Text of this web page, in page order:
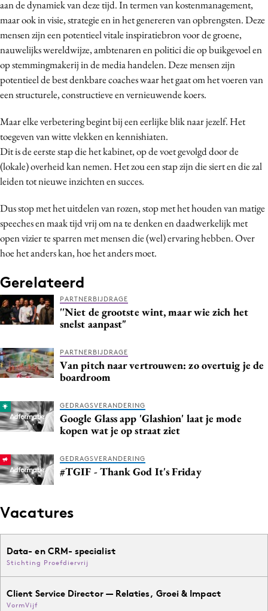
aan de dynamiek van deze tijd. In termen van kostenmanagement,
maar ook in visie, strategie en in het genereren van opbrengsten. Deze
mensen zijn een potentieel vitale inspiratiebron voor de groene,
nauwelijks wereldwijze, ambtenaren en politici die op buikgevoel en
op stemmingmakerij in de media handelen. Deze mensen zijn
potentieel de best denkbare coaches waar het gaat om het voeren van
een structurele, constructieve en vernieuwende koers.
Maar elke verbetering begint bij een eerlijke blik naar jezelf. Het
toegeven van witte vlekken en kennishiaten.
Dit is de eerste stap die het kabinet, op de voet gevolgd door de
(lokale) overheid kan nemen. Het zou een stap zijn die siert en die zal
leiden tot nieuwe inzichten en succes.
Dus stop met het uitdelen van rozen, stop met het houden van matige
speeches en maak tijd vrij om na te denken en daadwerkelijk met
open vizier te sparren met mensen die (wel) ervaring hebben. Over
hoe het anders kan, hoe het anders moet.
Gerelateerd
PARTNERBIJDRAGE
''Niet de grootste wint, maar wie zich het
snelst aanpast"
PARTNERBIJDRAGE
Van pitch naar vertrouwen: zo overtuig je de
boardroom
GEDRAGSVERANDERING
Google Glass app 'Glashion' laat je mode
kopen wat je op straat ziet
GEDRAGSVERANDERING
#TGIF - Thank God It's Friday
Vacatures
Data- en CRM- specialist
Stichting Proefdiervrij
Client Service Director — Relaties, Groei & Impact
VormVijf